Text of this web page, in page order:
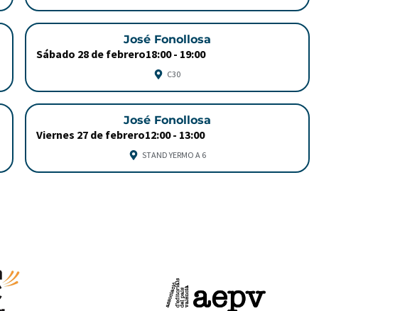
José Fonollosa
Sábado 28 de febrero18:00 - 19:00
C30
José Fonollosa
Viernes 27 de febrero12:00 - 13:00
STAND YERMO A 6